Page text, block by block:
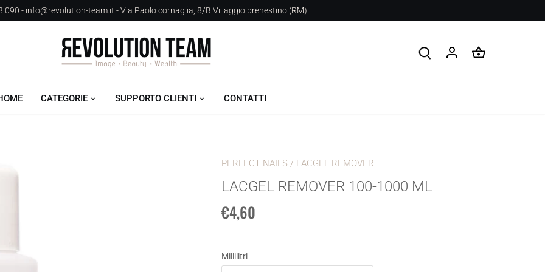
090 - info@revolution-team.it - Via Paolo cornaglia, 8/B Villaggio prenestino (RM)
CATEGORIE SUPPORTO CLIENTI CONTATTI
PERFECT NAILS / LACGEL REMOVER
LACGEL REMOVER 100-1000 ML
€4,60
Millilitri